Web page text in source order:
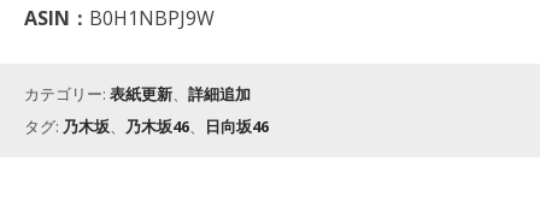
ASIN： B0H1NBPJ9W
カテゴリー: 表紙更新、 詳細追加
タグ: 乃木坂、 乃木坂46、 日向坂46